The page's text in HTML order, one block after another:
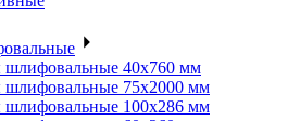
40х760 мм
75х2000 мм
100х286 мм